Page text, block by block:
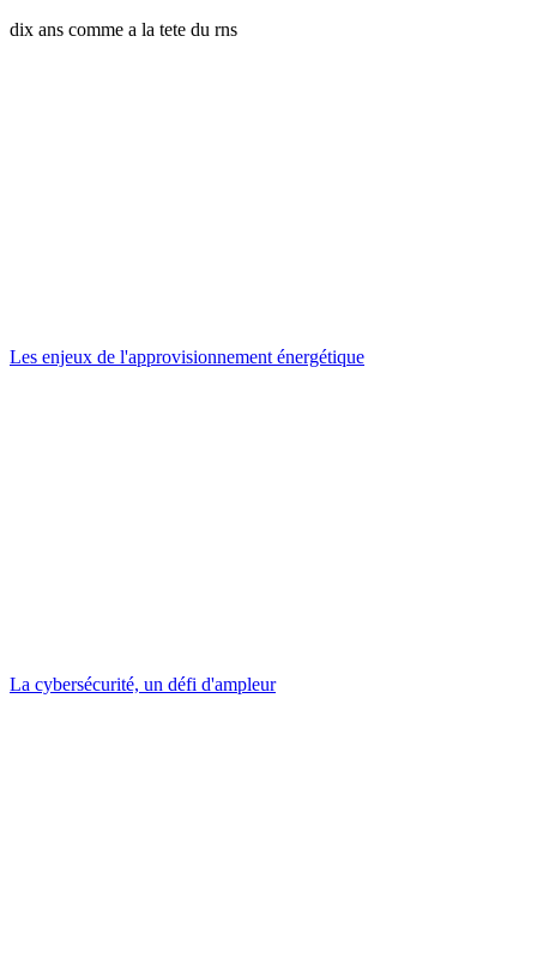
dix ans comme a la tete du rns
Les enjeux de l'approvisionnement énergétique
La cybersécurité, un défi d'ampleur